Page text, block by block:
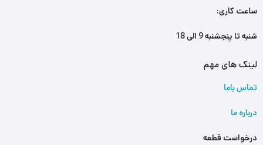
ساعت کاری:
شنبه تا پنجشنبه 9 الی 18
لینک های مهم
تماس باما
درباره ما
درخواست قطعه